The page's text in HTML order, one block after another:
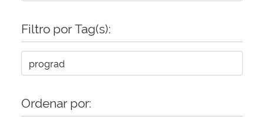
Secretaria de Governo
Advocacia-Geral da União
Filtro por Tag(s):
Ordenar por: